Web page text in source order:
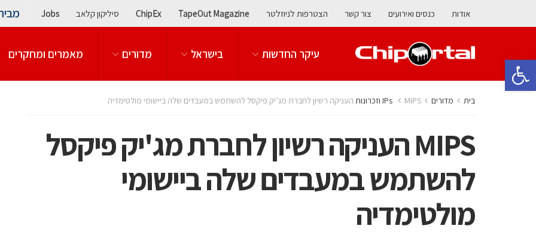
פתח סרגל נגישות
אודות כנסים ואירועים צור קשר הצטרפות לניוזלטר TapeOut Magazine
ChipEx סיליקון קלאב Jobs
עיקר החדשות בישראל מדורים מאמרים ומחקרים
בית מדורים MIPS העניקה רשיון לחברת מג’יק פיקסל להשתמש במעבדים שלה ביישומי מולטימדיה
MIPS העניקה רשיון לחברת מג'יק פיקסל
להשתמש במעבדים שלה ביישומי
מולטימדיה